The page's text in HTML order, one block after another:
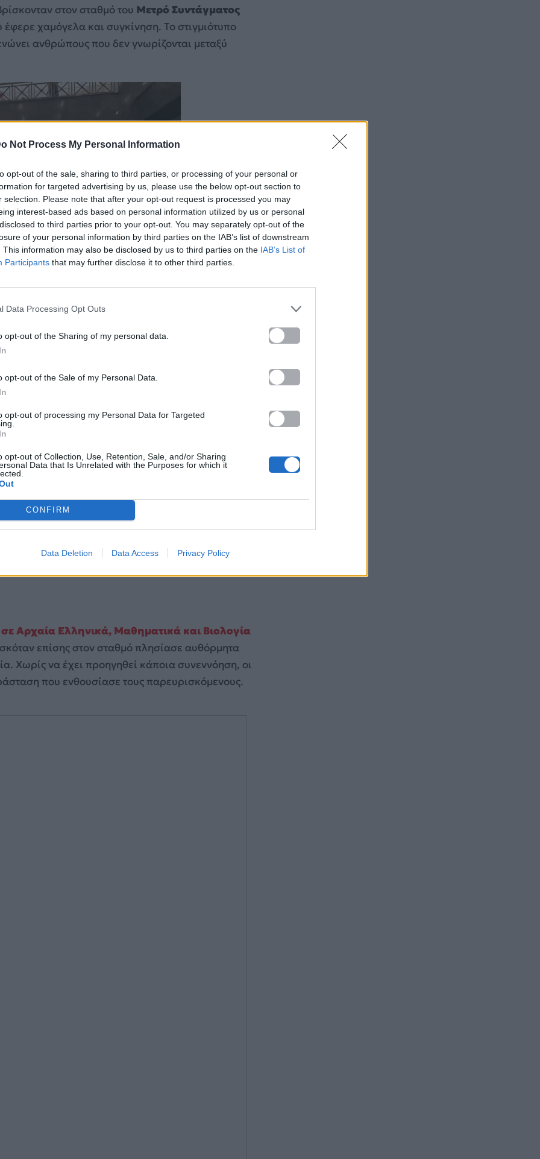
Not Process My Personal Information
opt-out of the sale, sharing to third parties, or processing of your personal or
for targeted advertising by us, please use the below opt-out section to
selection. Please note that after your opt-out request is processed you may
interest-based ads based on personal information utilized by us or personal
to third parties prior to your opt-out. You may separately opt-out of the
of your personal information by third parties on the IAB’s list of downstream
This information may also be disclosed by us to third parties on the IAB’s List of
Participants that may further disclose it to other third parties.
Data Processing Opt Outs
opt-out of the Sharing of my personal data.
opt-out of the Sale of my Personal Data.
opt-out of processing my Personal Data for Targeted
opt-out of Collection, Use, Retention, Sale, and/or Sharing
Data that Is Unrelated with the Purposes for which it
CONFIRM
Data Deletion Data Access Privacy Policy
στον σταθμό του Μετρό Συντάγματος
χαμόγελα και συγκίνηση. Το στιγμιότυπο
ανθρώπους που δεν γνωρίζονται μεταξύ
ΜΠΕ
που βρίσκεται στον σταθμό του Μετρό
όσων περνούσαν εκείνη τη στιγμή από το
Αρχαία Ελληνικά, Μαθηματικά και Βιολογία
επίσης στον σταθμό πλησίασε αυθόρμητα
Χωρίς να έχει προηγηθεί κάποια συνεννόηση, οι
που ενθουσίασε τους παρευρισκόμενους.